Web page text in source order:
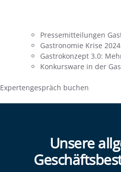
Pressemitteilungen
Gastronomie Krise
Gastrokonzept 3.0:
Konkursware in der
Expertengespräch buchen
Unsere